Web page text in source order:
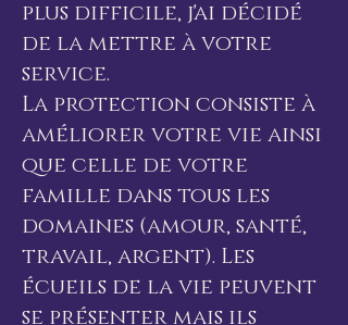
plus difficile, j'ai décidé
de la mettre à votre
service.
La protection consiste à
améliorer votre vie ainsi
que celle de votre
famille dans tous les
domaines (amour, santé,
travail, argent). Les
écueils de la vie peuvent
se présenter mais ils